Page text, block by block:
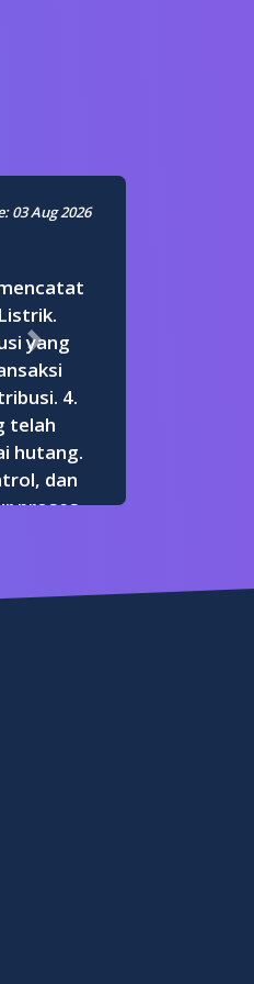
03 Aug 2026
yang
4.
telah
hutang.
dan
proses
Next